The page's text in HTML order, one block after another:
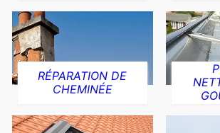
RÉPARATION DE
CHEMINÉE